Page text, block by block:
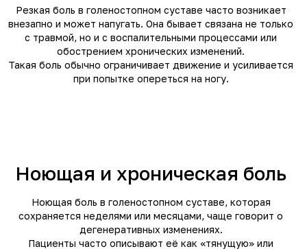
Резкая боль в голеностопном суставе часто возникает
внезапно и может напугать. Она бывает связана не только
с травмой, но и с воспалительными процессами или
обострением хронических изменений.
Такая боль обычно ограничивает движение и усиливается
при попытке опереться на ногу.
Ноющая и хроническая боль
Ноющая боль в голеностопном суставе, которая
сохраняется неделями или месяцами, чаще говорит о
дегенеративных изменениях.
Пациенты часто описывают её как «тянущую» или